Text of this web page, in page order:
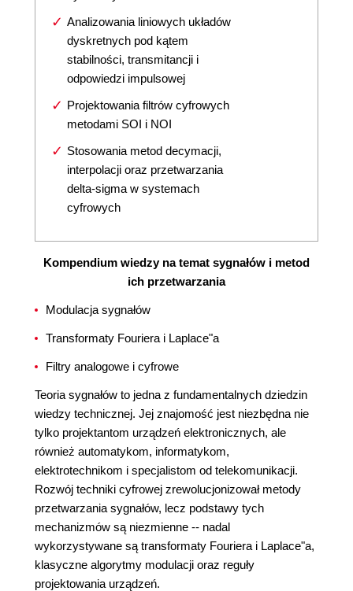
Analizowania liniowych układów
dyskretnych pod kątem
stabilności, transmitancji i
odpowiedzi impulsowej
Projektowania filtrów cyfrowych
metodami SOI i NOI
Stosowania metod decymacji,
interpolacji oraz przetwarzania
delta-sigma w systemach
cyfrowych
Kompendium wiedzy na temat sygnałów i metod
ich przetwarzania
Modulacja sygnałów
Transformaty Fouriera i Laplace"a
Filtry analogowe i cyfrowe
Teoria sygnałów to jedna z fundamentalnych dziedzin
wiedzy technicznej. Jej znajomość jest niezbędna nie
tylko projektantom urządzeń elektronicznych, ale
również automatykom, informatykom,
elektrotechnikom i specjalistom od telekomunikacji.
Rozwój techniki cyfrowej zrewolucjonizował metody
przetwarzania sygnałów, lecz podstawy tych
mechanizmów są niezmienne -- nadal
wykorzystywane są transformaty Fouriera i Laplace"a,
klasyczne algorytmy modulacji oraz reguły
projektowania urządzeń.